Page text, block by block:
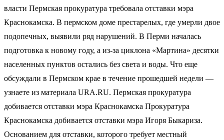
власти Пермская прокуратура требовала отставки мэра
Краснокамска. В пермском доме престарелых, где умерли двое
подопечных, выявили ряд нарушений. В Перми началась
подготовка к новому году, а из-за циклона «Мартина» десятки
населенных пунктов остались без света и воды. Что еще
обсуждали в Пермском крае в течение прошедшей недели —
узнаете из материала URA.RU. Пермская прокуратура
добивается отставки мэра Краснокамска Прокуратура
Краснокамска добивается отставки мэра Игоря Быкариза.
Основанием для отставки, которого требует местный